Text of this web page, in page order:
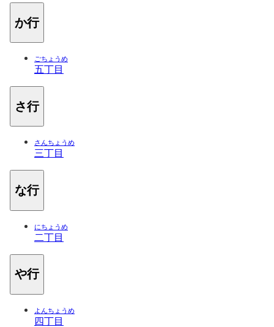
か行
ごちょうめ
五丁目
さ行
さんちょうめ
三丁目
な行
にちょうめ
二丁目
や行
よんちょうめ
四丁目